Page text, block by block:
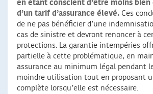
en étant conscient d’être moins bien
d’un tarif d’assurance élevé. Ces
de ne pas bénéficier d’une
cas de sinistre et devront renoncer à
protections. La garantie intempéries
partielle à cette problématique, en
assurance au minimum légal pendant
moindre utilisation tout en proposant
complète lorsqu’elle est nécessaire.